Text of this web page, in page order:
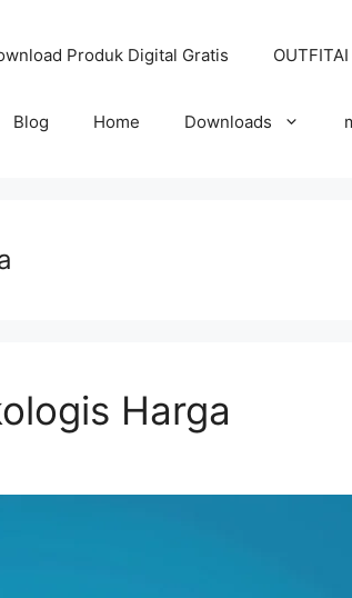
Produk Digital Gratis OUTFITAI
Blog Home Downloads
Harga